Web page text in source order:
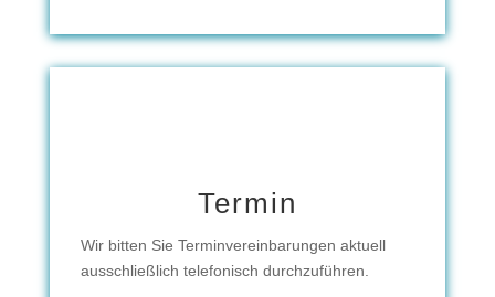
Termin
Wir bitten Sie Terminvereinbarungen aktuell
ausschließlich telefonisch durchzuführen.